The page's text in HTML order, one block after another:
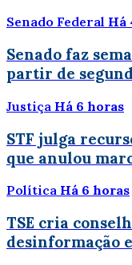
Senado Federal Há
Senado faz
partir de
Justiça Há 6 horas
STF julga
que anulou
Política Há 6 horas
TSE cria
desinformação